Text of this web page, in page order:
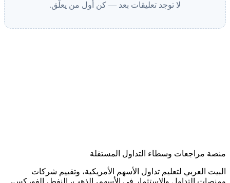
لا توجد تعليقات بعد — كن أول من يعلّق.
منصة مراجعات وسطاء التداول المستقلة
البيت العربي لتعليم تداول الأسهم الأمريكية، وتقييم شركات
ومنصات التداول والاستثمار في الأسهم، الذهب، النفط، الفوركس،